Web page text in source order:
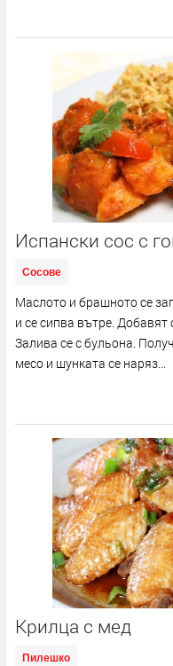
Испански сос с
Сосове
Маслото и брашното се
и се сипва вътре.
Залива се с бульона.
месо и шунката се наряз...
Крилца с мед
Пилешко